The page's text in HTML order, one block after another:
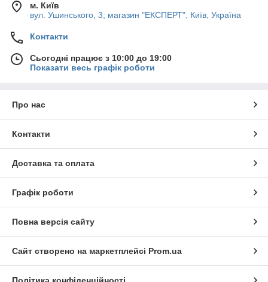
м. Київ
вул. Ушинського, 3; магазин "ЕКСПЕРТ", Київ, Україна
Контакти
Сьогодні працює з 10:00 до 19:00
Показати весь графік роботи
Про нас
Контакти
Доставка та оплата
Графік роботи
Повна версія сайту
Сайт створено на маркетплейсі Prom.ua